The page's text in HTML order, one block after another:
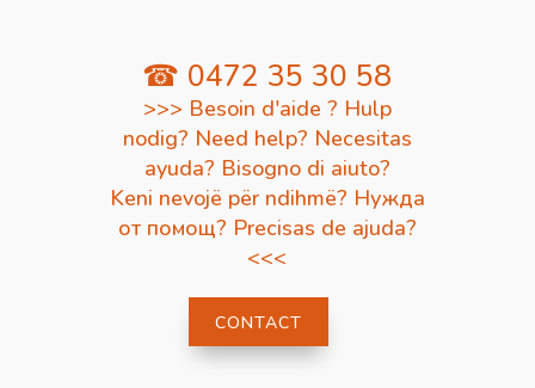
☎ 0472 35 30 58
>>> Besoin d'aide ? Hulp
nodig? Need help? Necesitas
ayuda? Bisogno di aiuto?
Keni nevojë për ndihmë? Нужда
от помощ? Precisas de ajuda?
<<<
CONTACT